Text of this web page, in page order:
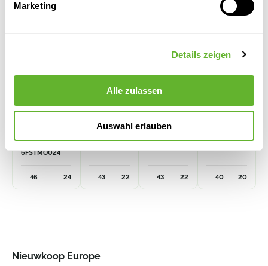
Marketing
Details zeigen
Alle zulassen
Auswahl erlauben
6FSTMO024
46 24
Cascara
43 22
Cascara
43 22 40 20
Nieuwkoop Europe